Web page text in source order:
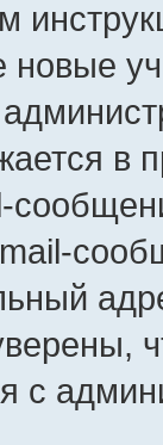
новые
в
с